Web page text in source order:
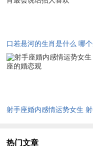
人.他们的口才不仅如此
尽管有时会由于太不绕弯
风格招人喜欢，归咎于它
蛇生肖的智慧同沟通
口若悬河的生肖是什么 哪
最会说话招人喜欢
射手座婚内感情运势女生
热门文章